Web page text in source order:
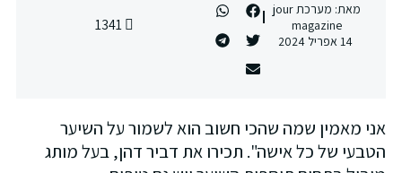
מאת:
מערכת jour
magazine
מאמין שמה שהכי חשוב הוא לשמור על השיער
של כל אישה". תכירו את דביר דהן, בעל מותג